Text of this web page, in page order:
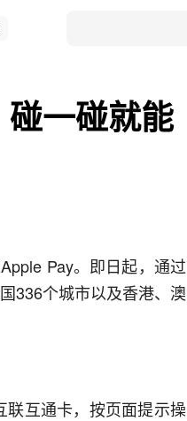
一碰就能
Pay。即日起，通过
336个城市以及香港、澳
互通卡，按页面提示操